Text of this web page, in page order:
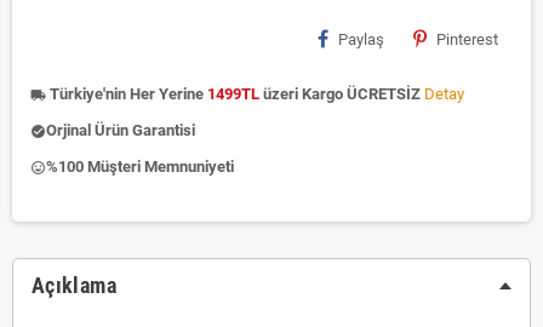
Paylaş Pinterest
local_shipping Türkiye'nin Her Yerine 1499TL üzeri Kargo ÜCRETSİZ Detay
check_circleOrjinal Ürün Garantisi
insert_emoticon%100 Müşteri Memnuniyeti
Açıklama